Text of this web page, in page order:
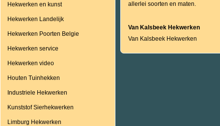
Hekwerken en kunst
Hekwerken Landelijk
Hekwerken Poorten Belgie
Hekwerken service
Hekwerken video
Houten Tuinhekken
Industriele Hekwerken
Kunststof Sierhekwerken
Limburg Hekwerken
allerlei soorten en maten.
Van Kalsbeek Hekwerken
Van Kalsbeek Hekwerken